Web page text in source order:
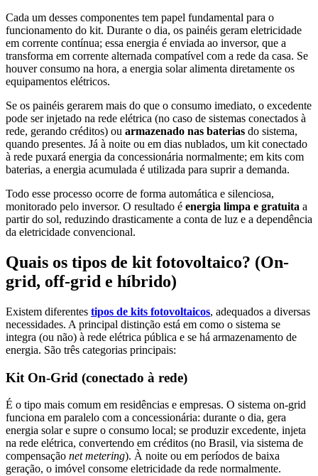
Cada um desses componentes tem papel fundamental para o
funcionamento do kit. Durante o dia, os painéis geram eletricidade
em corrente contínua; essa energia é enviada ao inversor, que a
transforma em corrente alternada compatível com a rede da casa. Se
houver consumo na hora, a energia solar alimenta diretamente os
equipamentos elétricos.
Se os painéis gerarem mais do que o consumo imediato, o excedente
pode ser injetado na rede elétrica (no caso de sistemas conectados à
rede, gerando créditos) ou armazenado nas baterias do sistema,
quando presentes. Já à noite ou em dias nublados, um kit conectado
à rede puxará energia da concessionária normalmente; em kits com
baterias, a energia acumulada é utilizada para suprir a demanda.
Todo esse processo ocorre de forma automática e silenciosa,
monitorado pelo inversor. O resultado é energia limpa e gratuita a
partir do sol, reduzindo drasticamente a conta de luz e a dependência
da eletricidade convencional.
Quais os tipos de kit fotovoltaico? (On-
grid, off-grid e híbrido)
Existem diferentes tipos de kits fotovoltaicos, adequados a diversas
necessidades. A principal distinção está em como o sistema se
integra (ou não) à rede elétrica pública e se há armazenamento de
energia. São três categorias principais:
Kit On-Grid (conectado à rede)
É o tipo mais comum em residências e empresas. O sistema on-grid
funciona em paralelo com a concessionária: durante o dia, gera
energia solar e supre o consumo local; se produzir excedente, injeta
na rede elétrica, convertendo em créditos (no Brasil, via sistema de
compensação net metering). À noite ou em períodos de baixa
geração, o imóvel consome eletricidade da rede normalmente.